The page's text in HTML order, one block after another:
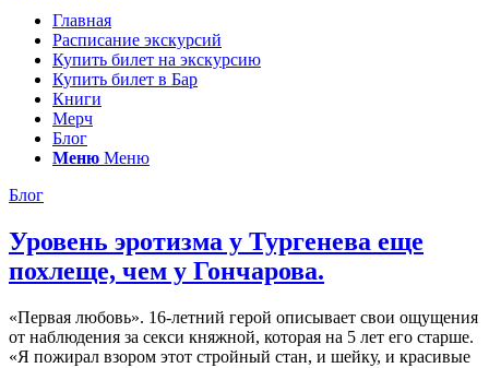
Главная
Расписание экскурсий
Купить билет на экскурсию
Купить билет в Бар
Книги
Мерч
Блог
Меню Меню
Блог
Уровень эротизма у Тургенева еще
похлеще, чем у Гончарова.
«Первая любовь». 16-летний герой описывает свои ощущения
от наблюдения за секси княжной, которая на 5 лет его старше.
«Я пожирал взором этот стройный стан, и шейку, и красивые